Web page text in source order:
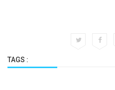
TAGS :